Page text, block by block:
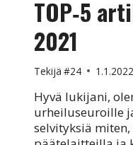
TOP‑5
2021
Tekijä #24 1.1.2022
Hyvä lukijani,
urheiluseuroille
selvityksiä